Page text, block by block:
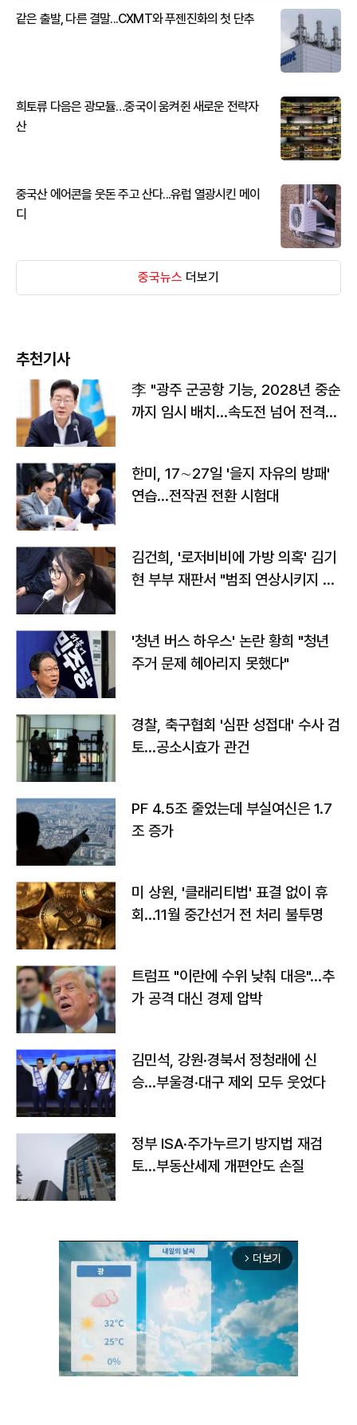
같은 출발, 다른 결말...CXMT와 푸젠진화의 첫 단추
희토류 다음은 광모듈…중국이 움켜쥔 새로운 전략자
산
중국산 에어콘을 웃돈 주고 산다...유럽 열광시킨 메이
디
중국뉴스 더보기
추천기사
李 "광주 군공항 기능, 2028년 중순
까지 임시 배치…속도전 넘어 전격
한미, 17∼27일 '을지 자유의 방패'
연습…전작권 전환 시험대
김건희, '로저비비에 가방 의혹' 김기
현 부부 재판서 "범죄 연상시키지 말
'청년 버스 하우스' 논란 황희 "청년
주거 문제 헤아리지 못했다"
경찰, 축구협회 '심판 성접대' 수사 검
토…공소시효가 관건
PF 4.5조 줄었는데 부실여신은 1.7
조 증가
미 상원, '클래리티법' 표결 없이 휴
회…11월 중간선거 전 처리 불투명
트럼프 "이란에 수위 낮춰 대응"…추
가 공격 대신 경제 압박
김민석, 강원·경북서 정청래에 신
승…부울경·대구 제외 모두 웃었다
정부 ISA·주가누르기 방지법 재검
토…부동산세제 개편안도 손질
arrow_forward_ios 더보기